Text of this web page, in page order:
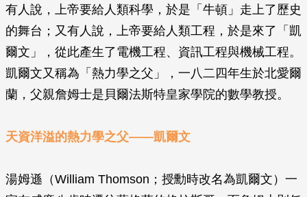
有人說，上帝要給人類科學，於是「牛頓」走上了歷史
的舞台；又有人說，上帝要給人類工程，於是來了「凱
爾文」，從此產生了電機工程、資訊工程與機械工程。
凱爾文又稱為「熱力學之父」，一八二四年生於北愛爾
蘭，父親詹姆士是貝爾法斯特皇家學院的數學教授。
天資洋溢的熱力學之父——凱爾文
湯姆遜（William Thomson；授勳時改名為凱爾文）一